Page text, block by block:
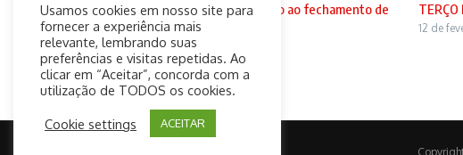
Padre oferece confissões Drive-Thru devido ao fechamento de
igre ...
16 de março de 2020
TERÇO
12 de
Usamos cookies em nosso site para
fornecer a experiência mais
relevante, lembrando suas
preferências e visitas repetidas. Ao
clicar em “Aceitar”, concorda com a
utilização de TODOS os cookies.
Cookie settings ACEITAR